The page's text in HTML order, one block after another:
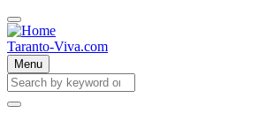
Skip
to
main
content
Taranto-Viva.com
Menu
Cerca
Cerca